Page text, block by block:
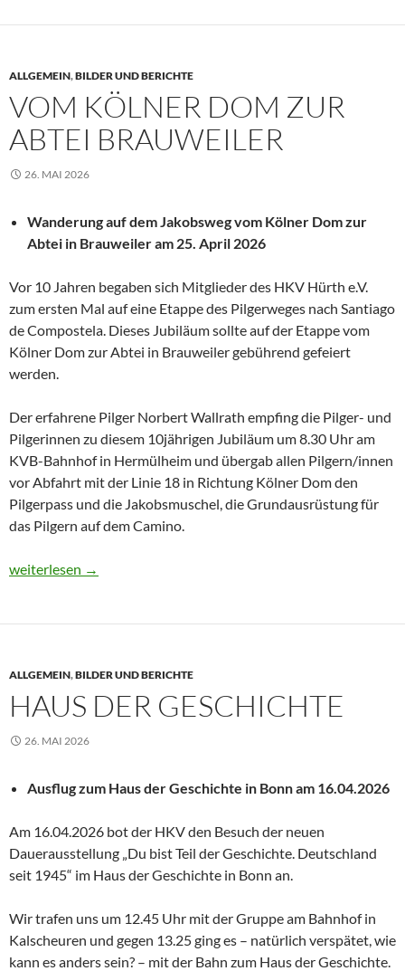
ALLGEMEIN,BILDER UND BERICHTE
VOM KÖLNER DOM ZUR
ABTEI BRAUWEILER
26. MAI 2026
Wanderung auf dem Jakobsweg vom Kölner Dom zur
Abtei in Brauweiler am 25. April 2026
Vor 10 Jahren begaben sich Mitglieder des HKV Hürth e.V.
zum ersten Mal auf eine Etappe des Pilgerweges nach Santiago
de Compostela. Dieses Jubiläum sollte auf der Etappe vom
Kölner Dom zur Abtei in Brauweiler gebührend gefeiert
werden.
Der erfahrene Pilger Norbert Wallrath empfing die Pilger- und
Pilgerinnen zu diesem 10jährigen Jubiläum um 8.30 Uhr am
KVB-Bahnhof in Hermülheim und übergab allen Pilgern/innen
vor Abfahrt mit der Linie 18 in Richtung Kölner Dom den
Pilgerpass und die Jakobsmuschel, die Grundausrüstung für
das Pilgern auf dem Camino.
Vom Kölner Dom zur Abtei Brauweiler
weiterlesen →
ALLGEMEIN,BILDER UND BERICHTE
HAUS DER GESCHICHTE
26. MAI 2026
Ausflug zum Haus der Geschichte in Bonn am 16.04.2026
Am 16.04.2026 bot der HKV den Besuch der neuen
Dauerausstellung „Du bist Teil der Geschichte. Deutschland
seit 1945“ im Haus der Geschichte in Bonn an.
Wir trafen uns um 12.45 Uhr mit der Gruppe am Bahnhof in
Kalscheuren und gegen 13.25 ging es – natürlich verspätet, wie
kann es anders sein? – mit der Bahn zum Haus der Geschichte.